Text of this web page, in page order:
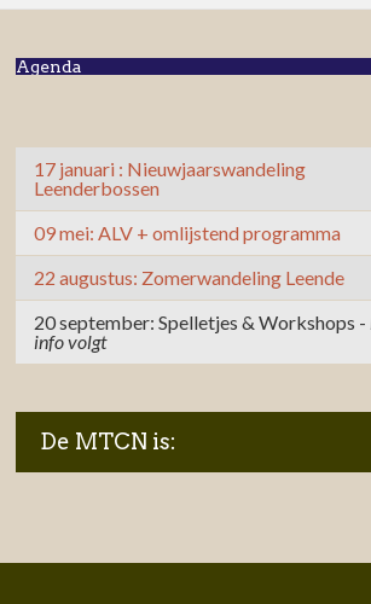
Agenda
17 januari : Nieuwjaarswandeling
Leenderbossen
09 mei: ALV + omlijstend programma
22 augustus: Zomerwandeling Leende
20 september: Spelletjes & Workshops -
info volgt
De MTCN is: